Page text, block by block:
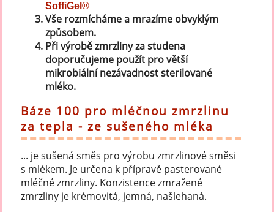
SoffiGel®
Vše rozmícháme a mrazíme obvyklým
způsobem.
Při výrobě zmrzliny za studena
doporučujeme použít pro větší
mikrobiální nezávadnost sterilované
mléko.
Báze 100 pro mléčnou zmrzlinu
za tepla - ze sušeného mléka
... je sušená směs pro výrobu zmrzlinové směsi
s mlékem. Je určena k přípravě pasterované
mléčné zmrzliny. Konzistence zmražené
zmrzliny je krémovitá, jemná, našlehaná.